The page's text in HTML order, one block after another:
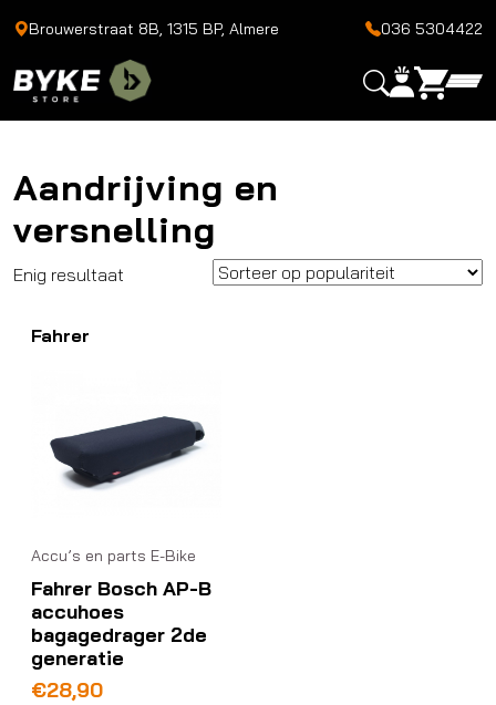
Brouwerstraat 8B, 1315 BP, Almere 036 5304422
Aandrijving en
versnelling
Enig resultaat
Fahrer
Accu’s en parts E-Bike
Fahrer Bosch AP-B
accuhoes
bagagedrager 2de
generatie
€28,90